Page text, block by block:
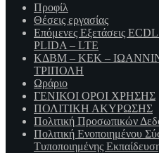
Προφίλ
Θέσεις εργασίας
Επόμενες Εξετάσεις
PLIDA – LTE
ΚΔΒΜ – ΚΕΚ –
ΤΡΙΠΟΛΗ
Ωράριο
ΓΕΝΙΚΟΙ ΟΡΟΙ ΧΡΗΣΗΣ
ΠΟΛΙΤΙΚΗ ΑΚΥΡΩΣΗΣ
Πολιτική Προσωπικών
Πολιτική Ενοποιημένου
Τυποποιημένης